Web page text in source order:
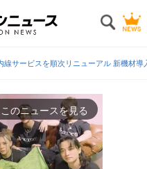
線サービスを順次リニューアル 新機材
このニュースを見る